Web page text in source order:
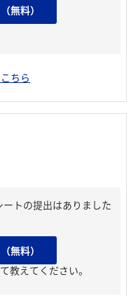
ちら
無料）
ートの提出はありました
教えてください。
無料）